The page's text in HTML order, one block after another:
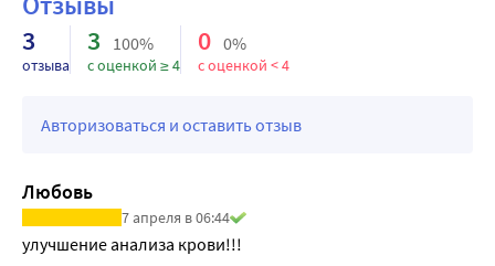
эффективен.
3
отзыва
3 100%
с оценкой ≥ 4
0 0%
с оценкой < 4
Авторизоваться и оставить отзыв
Любовь
7 апреля в 06:44
улучшение анализа крови!!!